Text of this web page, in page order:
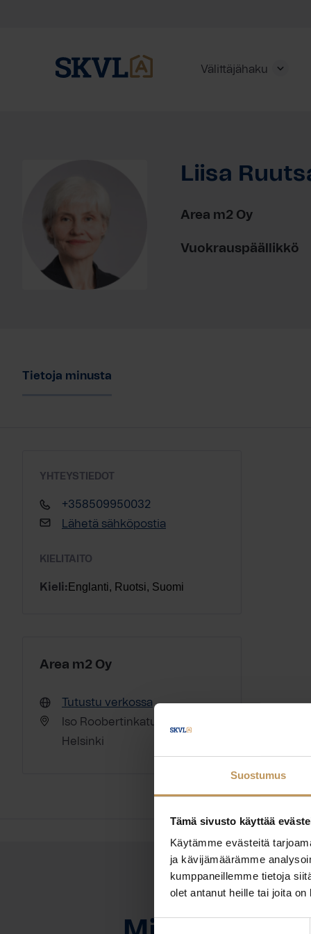
Suostumus
Tämä sivusto käyttää
Käytämme evästeitä
ja kävijämäärämme
kumppaneillemme tietoja
olet antanut heille tai joita
Suostumuksen
Välittäjähaku
Liisa
Area m2 Oy
Vuokrauspäällikkö
Tietoja minusta
YHTEYSTIEDOT
+358509950032
Lähetä sähköpostia
KIELITAITO
Kieli: Englanti, Ruotsi, Suomi
Area m2 Oy
Tutustu verkossa
Iso Roobertinkatu 14 00120
Helsinki
OTA YHTEYTTÄ